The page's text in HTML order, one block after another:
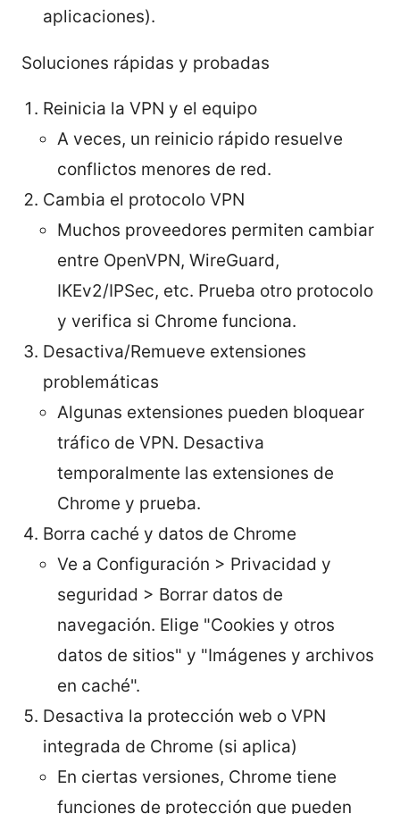
aplicaciones).
Soluciones rápidas y probadas
Reinicia la VPN y el equipo
A veces, un reinicio rápido resuelve
conflictos menores de red.
Cambia el protocolo VPN
Muchos proveedores permiten cambiar
entre OpenVPN, WireGuard,
IKEv2/IPSec, etc. Prueba otro protocolo
y verifica si Chrome funciona.
Desactiva/Remueve extensiones
problemáticas
Algunas extensiones pueden bloquear
tráfico de VPN. Desactiva
temporalmente las extensiones de
Chrome y prueba.
Borra caché y datos de Chrome
Ve a Configuración > Privacidad y
seguridad > Borrar datos de
navegación. Elige "Cookies y otros
datos de sitios" y "Imágenes y archivos
en caché".
Desactiva la protección web o VPN
integrada de Chrome (si aplica)
En ciertas versiones, Chrome tiene
funciones de protección que pueden